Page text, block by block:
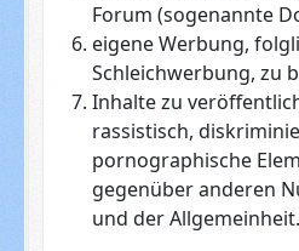
Forum (sogenannte
eigene Werbung,
Schleichwerbung, zu
Inhalte zu
rassistisch,
pornographische
gegenüber anderen
und der Allgemeinheit.